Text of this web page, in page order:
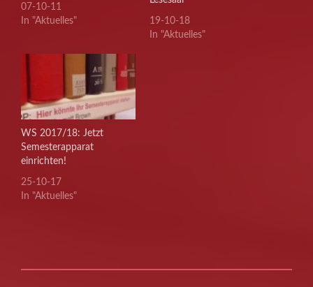
07-10-11
In "Aktuelles"
19-10-18
In "Aktuelles"
WS 2017/18: Jetzt
Semesterapparat
einrichten!
25-10-17
In "Aktuelles"